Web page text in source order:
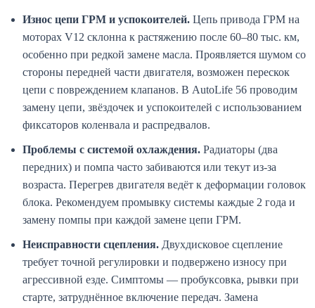
Износ цепи ГРМ и успокоителей. Цепь привода ГРМ на
моторах V12 склонна к растяжению после 60–80 тыс. км,
особенно при редкой замене масла. Проявляется шумом со
стороны передней части двигателя, возможен перескок
цепи с повреждением клапанов. В AutoLife 56 проводим
замену цепи, звёздочек и успокоителей с использованием
фиксаторов коленвала и распредвалов.
Проблемы с системой охлаждения. Радиаторы (два
передних) и помпа часто забиваются или текут из-за
возраста. Перегрев двигателя ведёт к деформации головок
блока. Рекомендуем промывку системы каждые 2 года и
замену помпы при каждой замене цепи ГРМ.
Неисправности сцепления. Двухдисковое сцепление
требует точной регулировки и подвержено износу при
агрессивной езде. Симптомы — пробуксовка, рывки при
старте, затруднённое включение передач. Замена